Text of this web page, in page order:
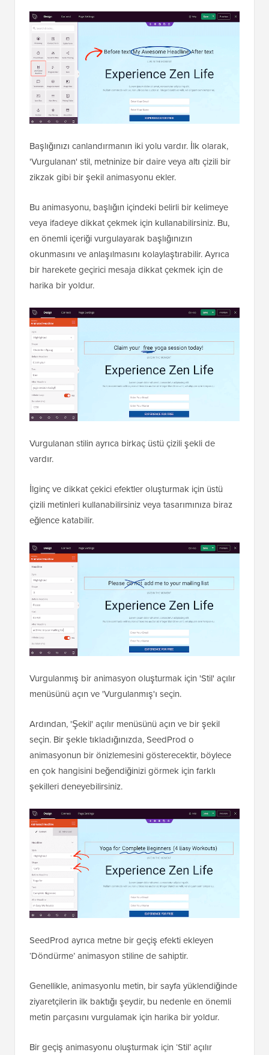
Başlığınızı canlandırmanın iki yolu vardır. İlk olarak,
'Vurgulanan' stil, metninize bir daire veya altı çizili bir
zikzak gibi bir şekil animasyonu ekler.
Bu animasyonu, başlığın içindeki belirli bir kelimeye
veya ifadeye dikkat çekmek için kullanabilirsiniz. Bu,
en önemli içeriği vurgulayarak başlığınızın
okunmasını ve anlaşılmasını kolaylaştırabilir. Ayrıca
bir harekete geçirici mesaja dikkat çekmek için de
harika bir yoldur.
Vurgulanan stilin ayrıca birkaç üstü çizili şekli de
vardır.
İlginç ve dikkat çekici efektler oluşturmak için üstü
çizili metinleri kullanabilirsiniz veya tasarımınıza biraz
eğlence katabilir.
Vurgulanmış bir animasyon oluşturmak için 'Stil' açılır
menüsünü açın ve 'Vurgulanmış'ı seçin.
Ardından, 'Şekil' açılır menüsünü açın ve bir şekil
seçin. Bir şekle tıkladığınızda, SeedProd o
animasyonun bir önizlemesini gösterecektir, böylece
en çok hangisini beğendiğinizi görmek için farklı
şekilleri deneyebilirsiniz.
SeedProd ayrıca metne bir geçiş efekti ekleyen
‘Döndürme’ animasyon stiline de sahiptir.
Genellikle, animasyonlu metin, bir sayfa yüklendiğinde
ziyaretçilerin ilk baktığı şeydir, bu nedenle en önemli
metin parçasını vurgulamak için harika bir yoldur.
Bir geçiş animasyonu oluşturmak için ‘Stil’ açılır